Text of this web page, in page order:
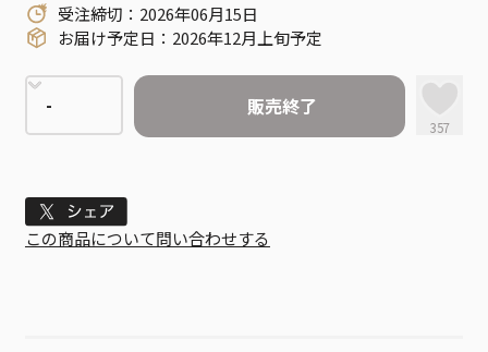
受注締切：2026年06月15日
お届け予定日：2026年12月上旬予定
販売終了
357
Tweet
この商品について問い合わせする